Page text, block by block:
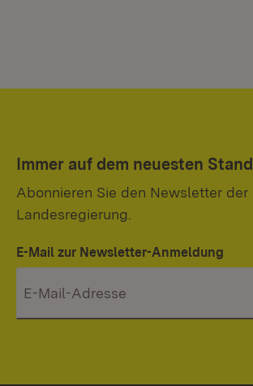
Immer auf dem neuesten Stand
Abonnieren Sie den Newsletter der
Landesregierung.
E-Mail zur Newsletter-Anmeldung